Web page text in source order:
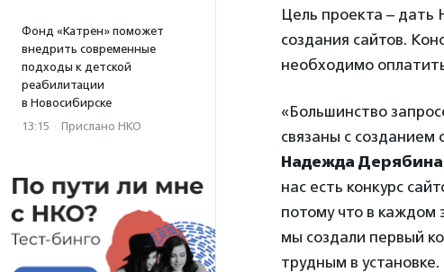
Фонд «Катрен» поможет
внедрить современные
подходы к детской
реабилитации
в Новосибирске
13:15 · Прислано НКО
Цель проекта – дать
создания сайтов.
необходимо
«Большинство
связаны с
Надежда Дерябина
нас есть конкурс
потому что в каждом
мы создали первый
трудным в